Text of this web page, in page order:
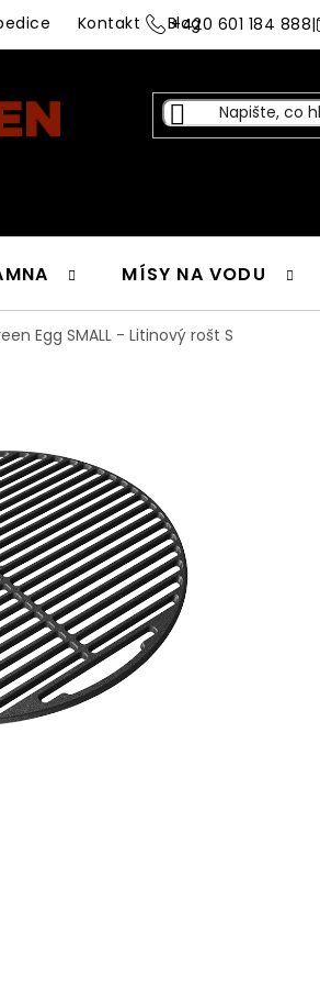
Kontakt Blog
+420 601 184 888|
MÍSY NA VODU
Egg SMALL - Litinový rošt S